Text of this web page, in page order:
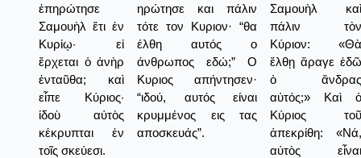
ἐπηρώτησε
Σαμουὴλ ἔτι ἐν
Κυρίῳ· εἰ
ἔρχεται ὁ ἀνὴρ
ἐνταῦθα; καὶ
εἶπε Κύριος·
ἰδοὺ αὐτὸς
κέκρυπται ἐν
τοῖς σκεύεσι.
ηρώτησε και πάλιν
τότε τον Κυριον· “θα
έλθη αυτός ο
άνθρωπος εδώ;” Ο
Κυριος απήντησεν·
“ιδού, αυτός είναι
κρυμμένος εις τας
αποσκευάς”.
Σαμουὴλ καὶ
πάλιν τὸν
Κύριον: «Θὰ
ἔλθῃ ἄραγε ἐδῶ
ὁ ἄνδρας
αὐτός;» Καὶ ὁ
Κύριος τοῦ
ἀπεκρίθη: «Νά,
αὐτὸς εἶναι